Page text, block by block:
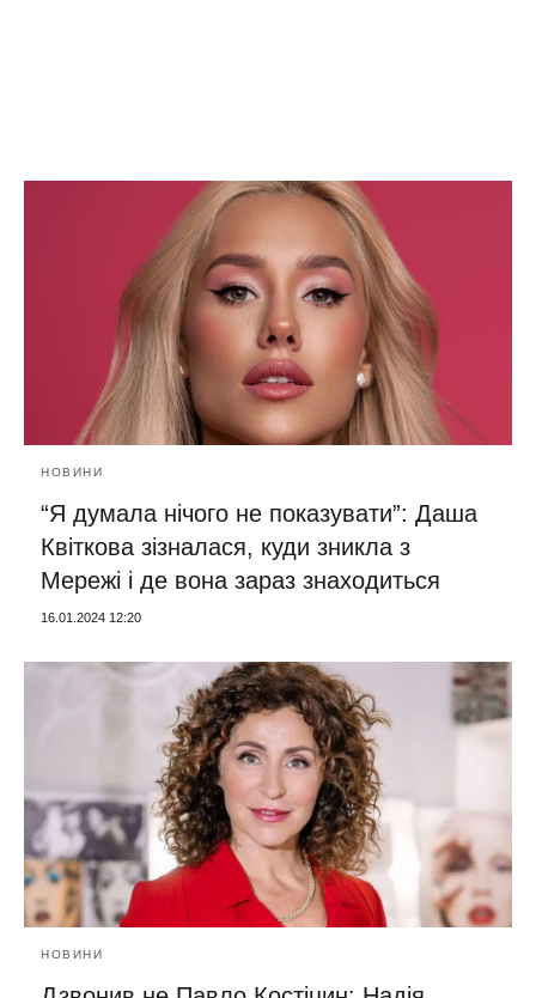
НОВИНИ
“Я думала нічого не показувати”: Даша
Квіткова зізналася, куди зникла з
Мережі і де вона зараз знаходиться
16.01.2024 12:20
НОВИНИ